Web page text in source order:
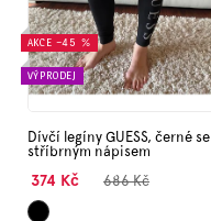
AKCE –45 %
VÝPRODEJ
Dívčí legíny GUESS, černé se
stříbrným nápisem
374 Kč 686 Kč
Černá